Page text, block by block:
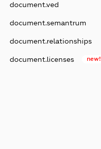
document.ved
document.semantrum
document.relationships
document.licenses new!